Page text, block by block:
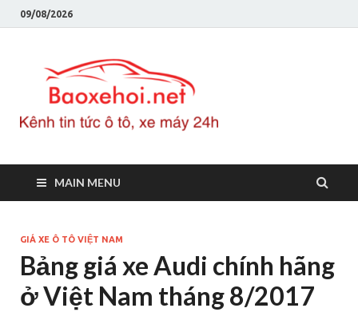
09/08/2026
MAIN MENU
GIÁ XE Ô TÔ VIỆT NAM
Bảng giá xe Audi chính hãng
ở Việt Nam tháng 8/2017